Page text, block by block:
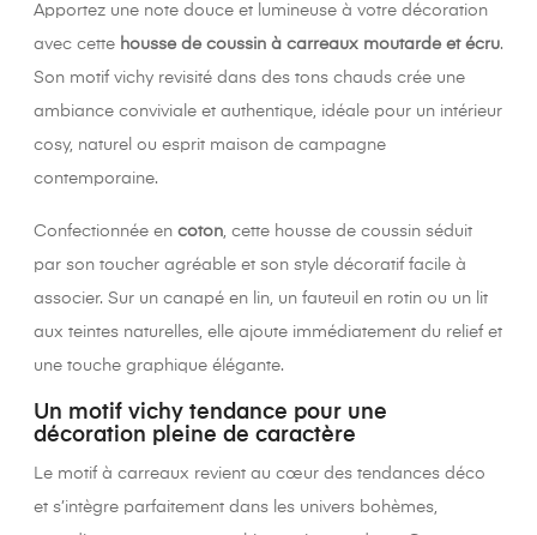
Apportez une note douce et lumineuse à votre décoration
avec cette housse de coussin à carreaux moutarde et écru.
Son motif vichy revisité dans des tons chauds crée une
ambiance conviviale et authentique, idéale pour un intérieur
cosy, naturel ou esprit maison de campagne
contemporaine.
Confectionnée en coton , cette housse de coussin séduit
par son toucher agréable et son style décoratif facile à
associer. Sur un canapé en lin, un fauteuil en rotin ou un lit
aux teintes naturelles, elle ajoute immédiatement du relief et
une touche graphique élégante.
Un motif vichy tendance pour une
décoration pleine de caractère
Le motif à carreaux revient au cœur des tendances déco
et s’intègre parfaitement dans les univers bohèmes,